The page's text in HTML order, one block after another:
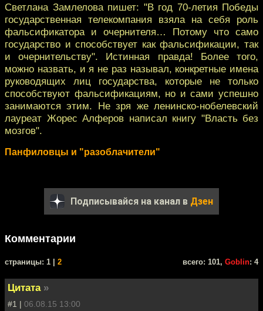
Светлана Замлелова пишет: "В год 70-летия Победы
государственная телекомпания взяла на себя роль
фальсификатора и очернителя… Потому что само
государство и способствует как фальсификации, так
и очернительству". Истинная правда! Более того,
можно назвать, и я не раз называл, конкретные имена
руководящих лиц государства, которые не только
способствуют фальсификациям, но и сами успешно
занимаются этим. Не зря же ленинско-нобелевский
лауреат Жорес Алферов написал книгу "Власть без
мозгов".
Панфиловцы и "разоблачители"
Подписывайся на канал в Дзен
Комментарии
cтраницы: 1 | 2 всего: 101, Goblin: 4
Цитата »
#1 | 06.08.15 13:00